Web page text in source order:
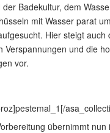
Badekultur, dem
mit Wasser parat
Hier steigt
Verspannungen und die
vor.
übernimmt